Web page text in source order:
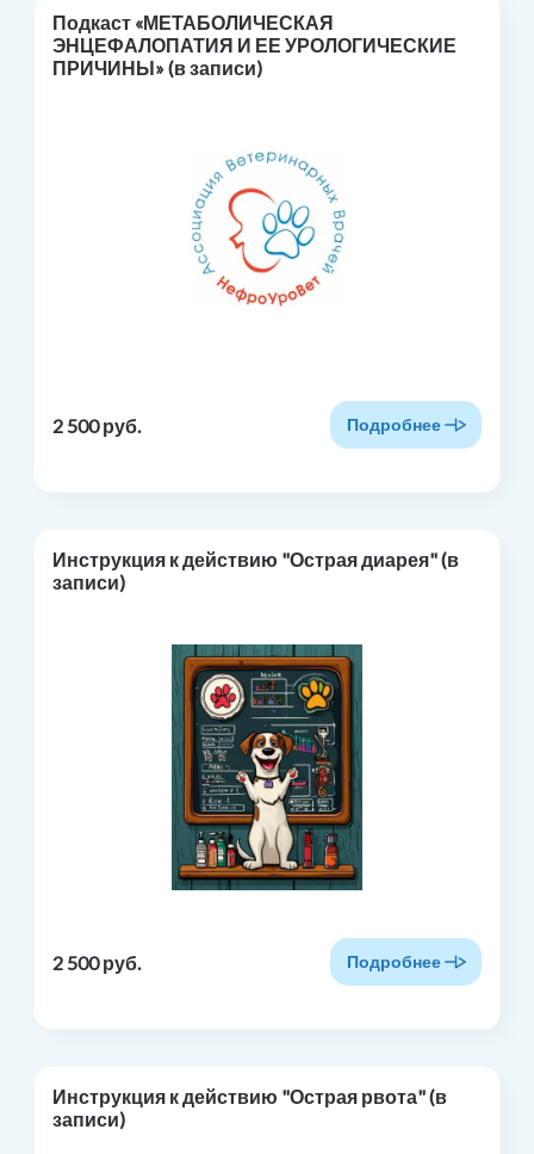
Подкаст «МЕТАБОЛИЧЕСКАЯ
ЭНЦЕФАЛОПАТИЯ И ЕЕ УРОЛОГИЧЕСКИЕ
ПРИЧИНЫ» (в записи)
2 500 руб. Подробнее
Инструкция к действию "Острая диарея" (в
записи)
2 500 руб. Подробнее
Инструкция к действию "Острая рвота" (в
записи)